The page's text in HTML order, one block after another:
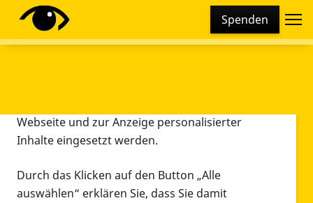
Spenden
Diese Webseite setzt verschiedene Cookies und
Tracking-Tools ein. Dies beinhaltet Cookies und
Webseite und zur Anzeige personalisierter
Inhalte eingesetzt werden.
Durch das Klicken auf den Button „Alle
auswählen“ erklären Sie, dass Sie damit